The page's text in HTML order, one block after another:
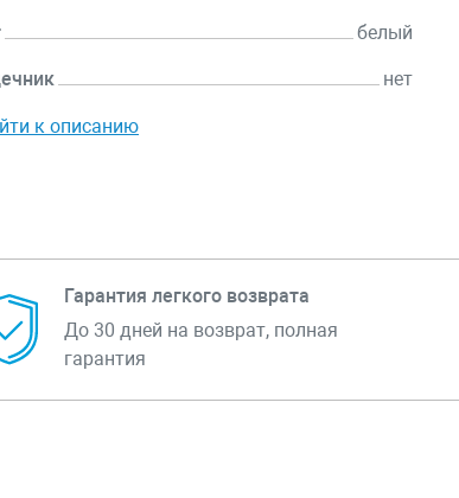
белый
нет
к описанию
Гарантия легкого возврата
До 30 дней на возврат, полная
гарантия